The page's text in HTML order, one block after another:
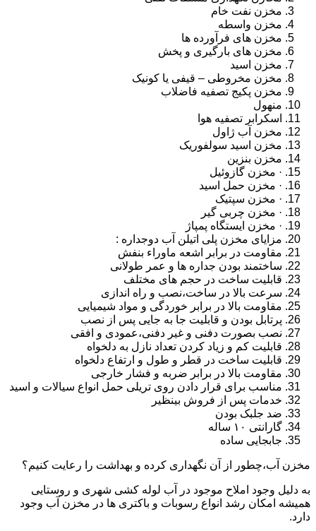
مخزن نفت خام
مخزن واسطه
مخزن های فرآورده ها
مخزن های بارگیری و پخش
مخزن اسید
مخزن مخروطی – قیفی یا کونیک
مخزن پکیج تصفیه فاضلاب
منهول
اسکرابر تصفیه هوا
مخزن آب ژاول
مخزن اسید سولفوریک
مخزن بنزین
· مخزن گازوئیل
· مخزن حمل اسید
· مخزن سپتیک
· مخزن چربی گیر
· مخزن ایستگاه پمپاژ
مزایای مخزن پلی اتیلن آب دوجداره :
مقاومت در برابر اشعه ماوراء بنفش
ساختمند بودن جداره ها و عمر طولانی
قابلیت ساخت در حجم های مختلف
سرعت بالا در ساخت،نصب و راه اندازی
مقاومت بالا در برابر خوردگی و مواد شیمیایی
پرتابل بودن و قابلیت جا به جایی پس از نصب
نصب بصورت دفنی و غیر دفنی،عمودی و افقی
قابلیت کم و زیاد کردن تعداد نازل به دلخواه
قابلیت ساخت در قطر و طول و ارتفاع دلخواه
مقاومت بالا در برابر ضربه و فشار خارجی
مناسب برای قرار دادن روی تریلی حمل انواع سیالات و اسید
خدمات پس از فروش بینظیر
ضد جلبک بودن
گارانتی ۱۰ ساله
جابجایی ساده
مخزن آب،چطور از آن نگهداری کرده و بهداشت را رعایت کنیم؟
به دلیل وجود املاح موجود در آب لوله کشی شهری و روستایی
همیشه امکان رشد انواع رسوبات و باکتری ها در مخزن آب وجود
دارد.